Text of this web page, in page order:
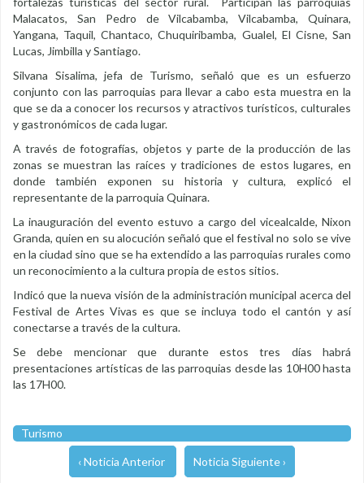
Malacatos, San Pedro de Vilcabamba, Vilcabamba, Quinara,
Yangana, Taquil, Chantaco, Chuquiribamba, Gualel, El Cisne, San
Lucas, Jimbilla y Santiago.
Silvana Sisalima, jefa de Turismo, señaló que es un esfuerzo
conjunto con las parroquias para llevar a cabo esta muestra en la
que se da a conocer los recursos y atractivos turísticos, culturales
y gastronómicos de cada lugar.
A través de fotografías, objetos y parte de la producción de las
zonas se muestran las raíces y tradiciones de estos lugares, en
donde también exponen su historia y cultura, explicó el
representante de la parroquia Quinara.
La inauguración del evento estuvo a cargo del vicealcalde, Nixon
Granda, quien en su alocución señaló que el festival no solo se vive
en la ciudad sino que se ha extendido a las parroquias rurales como
un reconocimiento a la cultura propia de estos sitios.
Indicó que la nueva visión de la administración municipal acerca del
Festival de Artes Vivas es que se incluya todo el cantón y así
conectarse a través de la cultura.
Se debe mencionar que durante estos tres días habrá
presentaciones artísticas de las parroquias desde las 10H00 hasta
las 17H00.
Turismo
‹ Noticia Anterior Noticia Siguiente ›